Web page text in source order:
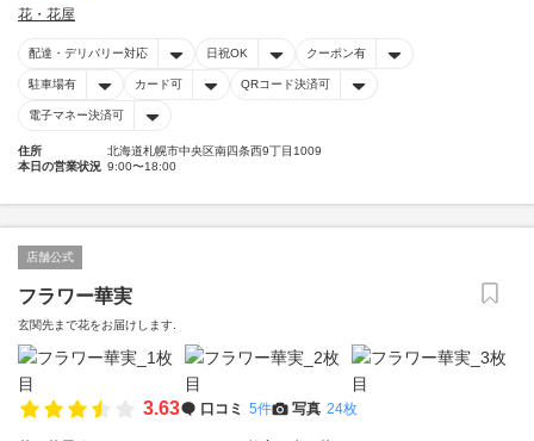
花・花屋
配達・デリバリー対応 日祝OK クーポン有
駐車場有 カード可 QRコード決済可
電子マネー決済可
住所
北海道札幌市中央区南四条西9丁目1009
本日の営業状況 9:00〜18:00
店舗公式
フラワー華実
玄関先まで花をお届けします.
3.63 口コミ 5件 写真 24枚